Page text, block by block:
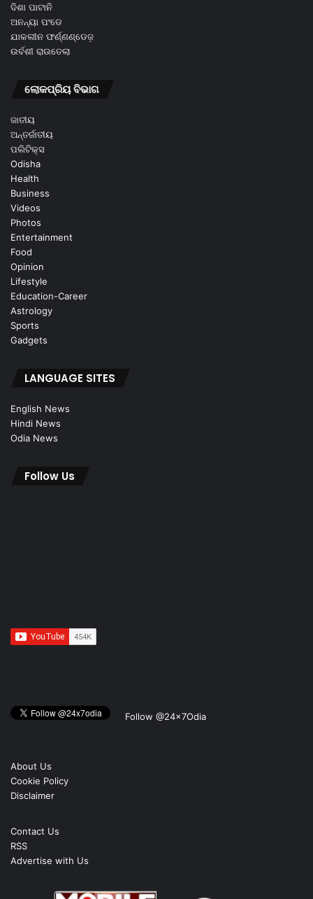
ଦିଶା ପାଟାନି
ଅନନ୍ୟା ପଂଡେ
ଯାକଲୀନ ଫର୍ଣ୍ଣଣ୍ଡେଜ଼
ଉର୍ବଶୀ ରାଉତେଲା
ଲୋକପ୍ରିୟ ବିଭାଗ
ଜାତୀୟ
ଅନ୍ତର୍ଜାତୀୟ
ପଲିଟିକ୍ସ
Odisha
Health
Business
Videos
Photos
Entertainment
Food
Opinion
Lifestyle
Education-Career
Astrology
Sports
Gadgets
LANGUAGE SITES
English News
Hindi News
Odia News
Follow Us
Follow @24x7Odia
About Us
Cookie Policy
Disclaimer
Contact Us
RSS
Advertise with Us